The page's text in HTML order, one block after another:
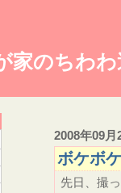
家のちわわ
2008年09月
ボケボ
先日、撮